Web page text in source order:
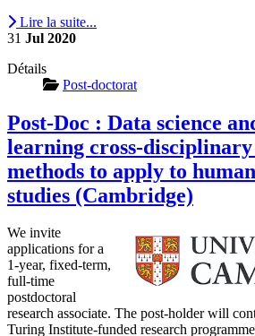
Lire la suite...
31 Jul 2020
Détails
Post-doctorat
Post-Doc : Data science
learning cross-
methods to apply to
studies (Cambridge)
We invite
applications for a
1-year, fixed-term,
full-time
postdoctoral
research associate. The post-holder will
Turing Institute-funded research programme